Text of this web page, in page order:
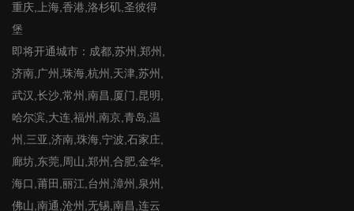
重庆,上海,香港,洛杉矶,圣彼得
堡
即将开通城市：成都,苏州,郑州,
济南,广州,珠海,杭州,天津,苏州,
武汉,长沙,常州,南昌,厦门,昆明,
哈尔滨,大连,福州,南京,青岛,温
州,三亚,济南,珠海,宁波,石家庄,
廊坊,东莞,周山,郑州,合肥,金华,
海口,莆田,丽江,台州,漳州,泉州,
佛山,南通,沧州,无锡,南昌,连云